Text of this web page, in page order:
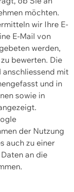
möchten.
wir Ihre E-
E-Mail von
werden,
bewerten. Die
mit
und in
sowie in
der Nutzung
auch zu einer
an die